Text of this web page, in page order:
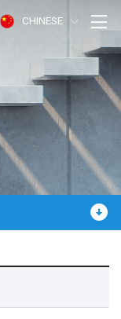
CHINESE